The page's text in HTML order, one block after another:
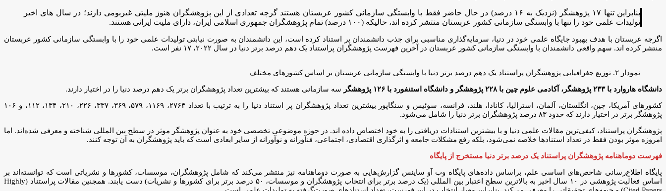
بنابراین تنها ۱۷ پژوهشگر (نزدیک به ۱۶ درصد) در حال حاضر فقط با وابستگی سازمانی کشور عربستان هستند گرچه تعدادی از این پژوهشگران هنوز ملیتی غیربومی دارند؛ در سال های اخیر
تولیدات علمی خود را تنها با وابستگی سازمانی کشور عربستان منتشر کرده اند، حالیکه (۱۰۰ درصد) تمام پژوهشگران جمهوری اسلامی ایران، دارای ملیت ایرانی هستند.
اگرچه عربستان با هدف بهبود جایگاه علمی خود در دنیا، سرمایه‌گذاری مناسبی برای جذب دانشمندان پر استناد کرده است، این دانشمندان به صورت نیابتی تولیدات علمی خود را با وابستگی سازمانی کشور عربستان
منتشر کرده اند. سهم واقعی دانشمندان با وابستگی سازمانی کشور عربستان در آخرین فهرست پژوهشگران پراستناد یک دهم درصد برتر دنیا در سال ۲۰۲۲، ۱۷ نفر است.
نمودار ۲. توزیع جغرافیایی پژوهشگران پراستناد یک دهم درصد برتر دنیا با وابستگی سازمانی عربستان بر اساس کشورهای مختلف
دانشگاه هاروارد با ۲۳۳ پژوهشگر، آکادمی علوم چین با ۲۲۸ پژوهشگر و دانشگاه استنفورد با ۱۲۶ پژوهشگر سه سازمانی هستند که بیشترین تعداد پژوهشگران برتر یک دهم درصد دنیا را در اختیار دارند.
کشورهای آمریکا، چین، انگلستان، آلمان، استرالیا، کانادا، هلند، فرانسه، سوئیس و سنگاپور بیشترین تعداد پژوهشگران پر استناد دنیا را به ترتیب با تعداد ۲۷۶۴، ۱۱۶۹، ۵۷۹، ۳۶۹، ۳۳۷، ۲۲۶، ۲۱۰، ۱۳۴، ۱۱۲، و ۱۰۶
پژوهشگر برتر در اختیار دارند که حدود ۸۳ درصد پژوهشگران برتر دنیا را شامل می‌شود.
پژوهشگران پراستناد، کیفی‌ترین مقالات علمی دنیا و با بیشترین استنادات دریافتی را به خود اختصاص داده ‌اند. در حوزه موضوعی تخصصی خود به عنوان پژوهشگر موثر در سطح بین المللی شناخته و معرفی شده‌اند. اما
امروزه موثر بودن فقط در تعداد استنادها خلاصه نمی‌شود، بلکه رفع مشکلات جامعه و اثرگذاری اقتصادی، اجتماعی، فنآورانه و نوآورانه از سایر ابعادی است که باید پژوهشگران به آن توجه کنند.
فهرست دوماهنامه پژوهشگران پراستناد یک درصد برتر دنیا مستخرج از پایگاه
پایگاه اطلاع‌رسانی شاخص‌های اساسی علم، براساس داده‌های پایگاه وب آو ساینس گزارش‌هایی به صورت دوماهنامه نیز منتشر می‌کند که شامل پژوهشگران، موسسات، کشورها و نشریاتی است که توانسته‌اند بر
اساس فعالیت پژوهشی در ۱۰ سال اخیر به بالاترین سطح اعتبار بین المللی (یک درصد برتر برای انتخاب پژوهشگران و موسسات، ۵۰ درصد برتر برای کشورها و نشریات) دست یابند. همچنین مقالات پراستناد (Highly